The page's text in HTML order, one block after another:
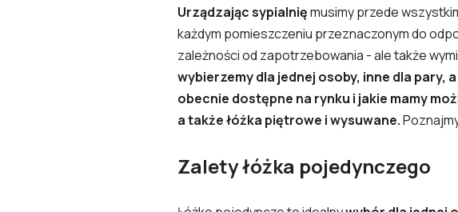
Urządzając sypialnięmusimy przede
każdym pomieszczeniu przeznaczonym do
zależności od zapotrzebowania - ale także
wybierzemy dla jednej osoby, inne dla pary,
obecnie dostępne na rynku i jakie mamy
a także łóżka piętrowe i wysuwane.
Zalety łóżka pojedynczego